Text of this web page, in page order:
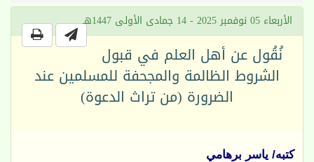
الأربعاء 05 نوفمبر 2025 - 14 جمادى الأولى 1447هـ
نُقُول عن أهل العلم في قبول
الشروط الظالمة والمجحفة للمسلمين عند
الضرورة (من تراث الدعوة)
كتبه/ ياسر برهامي